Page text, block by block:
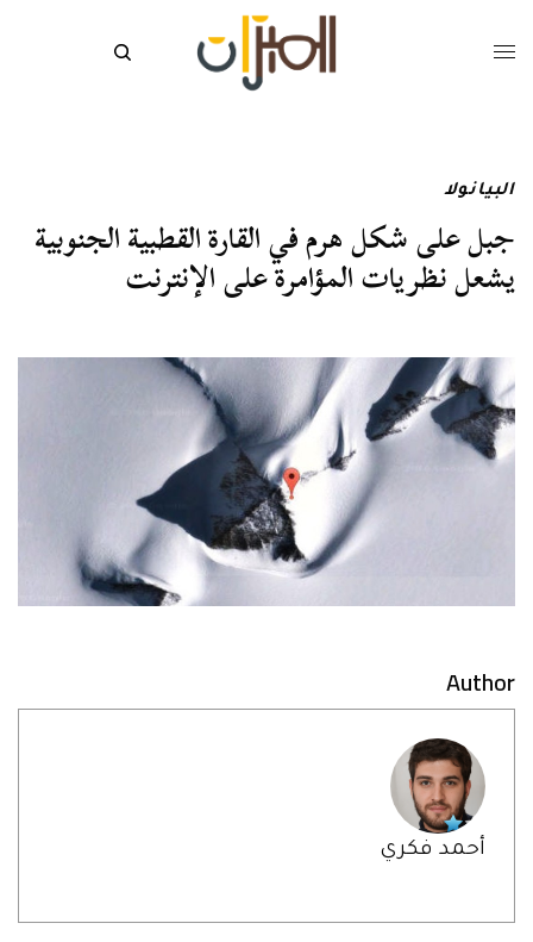
البيانولا
جبل على شكل هرم في القارة القطبية الجنوبية
يشعل نظريات المؤامرة على الإنترنت
Author
أحمد فكري